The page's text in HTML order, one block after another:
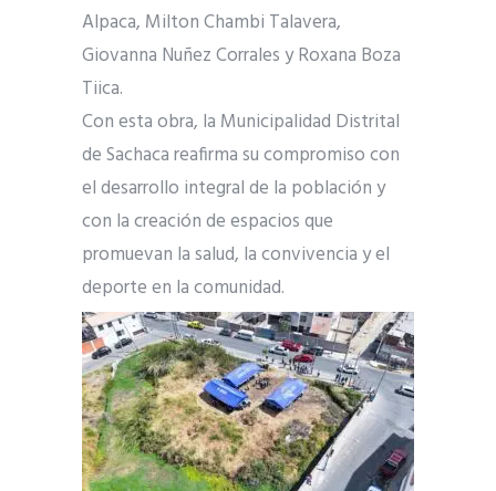
Alpaca, Milton Chambi Talavera,
Giovanna Nuñez Corrales y Roxana Boza
Tiica.
Con esta obra, la Municipalidad Distrital
de Sachaca reafirma su compromiso con
el desarrollo integral de la población y
con la creación de espacios que
promuevan la salud, la convivencia y el
deporte en la comunidad.